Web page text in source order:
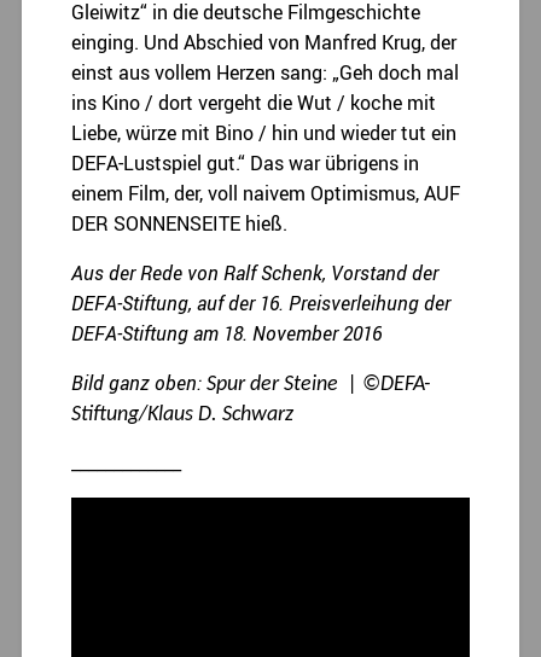
Gleiwitz“ in die deutsche Filmgeschichte
einging. Und Abschied von Manfred Krug, der
einst aus vollem Herzen sang: „Geh doch mal
ins Kino / dort vergeht die Wut / koche mit
Liebe, würze mit Bino / hin und wieder tut ein
DEFA-Lustspiel gut.“ Das war übrigens in
einem Film, der, voll naivem Optimismus, AUF
DER SONNENSEITE hieß.
Aus der Rede von Ralf Schenk, Vorstand der
DEFA-Stiftung, auf der 16. Preisverleihung der
DEFA-Stiftung am 18. November 2016
Bild ganz oben:Spur der Steine | ©DEFA-
Stiftung/Klaus D. Schwarz